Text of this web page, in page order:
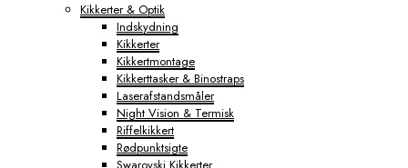
Kikkerter & Optik
Indskydning
Kikkerter
Kikkertmontage
Kikkerttasker & Binostraps
Laserafstandsmåler
Night Vision & Termisk
Riffelkikkert
Rødpunktsigte